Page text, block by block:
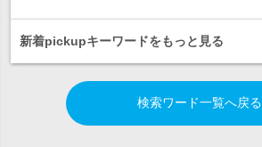
新着pickupキーワードをもっと見る
検索ワード一覧へ戻る